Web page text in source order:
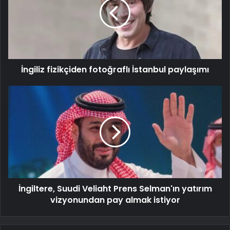
İngiliz fizikçiden fotoğraflı İstanbul paylaşımı
İngiltere, Suudi Veliaht Prens Selman'ın yatırım
vizyonundan pay almak istiyor